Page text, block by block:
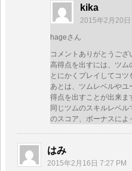
kika
2015年2月20
hageさん
コメントありがとうござ
高得点を出すには、ツム
とにかくプレイしてコツ
あとは、ツムレベルや
得点を出すことが出来ま
同じツムのスキルレベ
のスコア、ボーナスによ
はみ
2015年2月16日 7:27 PM